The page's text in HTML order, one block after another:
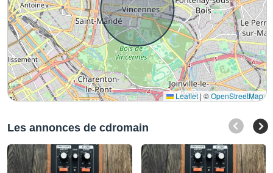
Leaflet | ©OpenStreetMap
Les annonces de cdromain